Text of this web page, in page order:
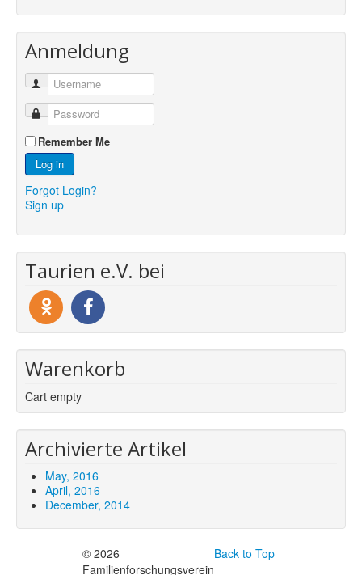
Anmeldung
Remember Me
Log in
Forgot Login?
Sign up
Taurien e.V. bei
Warenkorb
Cart empty
Archivierte Artikel
May, 2016
April, 2016
December, 2014
Back to Top
© 2026
Familienforschungsverein